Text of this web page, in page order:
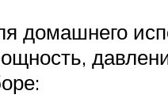
домашнего